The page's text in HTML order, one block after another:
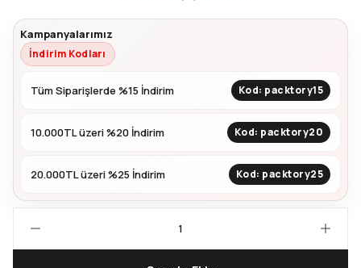
İçecek Doypack
Kampanyalarımız
İndirim Kodları
Tüm Siparişlerde %15 İndirim Kod: packtory15
10.000TL üzeri %20 İndirim Kod: packtory20
20.000TL üzeri %25 İndirim Kod: packtory25